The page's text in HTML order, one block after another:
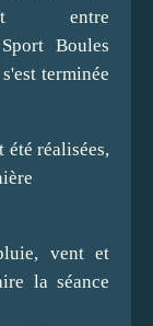
entre
Boules
terminée
été réalisées,
vent et
la séance